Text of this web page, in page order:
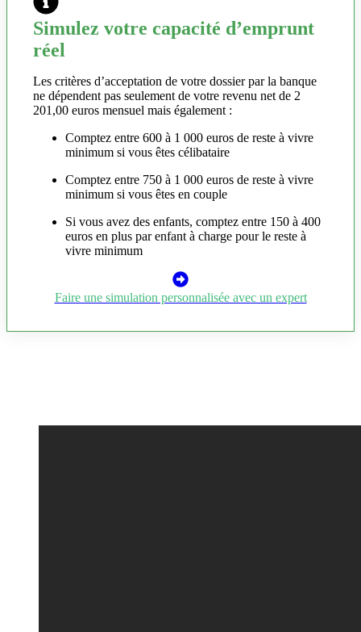
Simulez votre capacité d’emprunt
réel
Les critères d’acceptation de votre dossier par la banque
ne dépendent pas seulement de votre revenu net de 2
201,00 euros mensuel mais également :
Comptez entre 600 à 1 000 euros de reste à vivre
minimum si vous êtes célibataire
Comptez entre 750 à 1 000 euros de reste à vivre
minimum si vous êtes en couple
Si vous avez des enfants, comptez entre 150 à 400
euros en plus par enfant à charge pour le reste à
vivre minimum
Faire une simulation personnalisée avec un expert